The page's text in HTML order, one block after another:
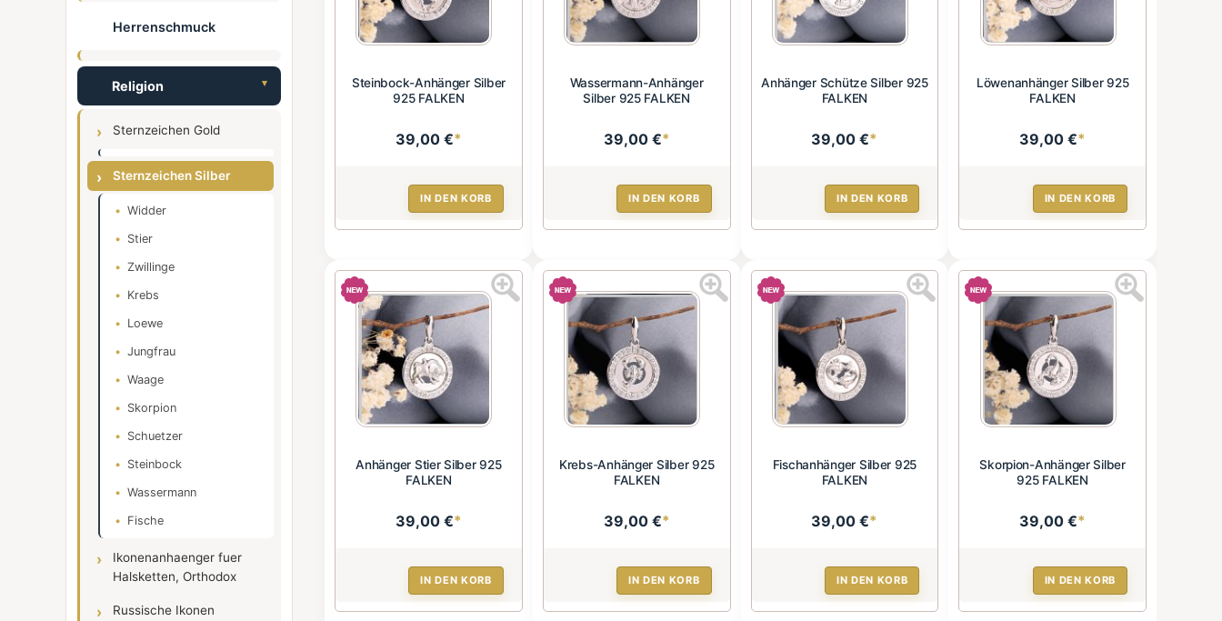
Herrenschmuck
Religion
Sternzeichen Gold
Sternzeichen Silber
Widder
Stier
Zwillinge
Krebs
Loewe
Jungfrau
Waage
Skorpion
Schuetzer
Steinbock
Wassermann
Fische
Ikonenanhaenger fuer
Halsketten, Orthodox
Russische Ikonen
Steinbock-Anhänger Silber
925 FALKEN
39,00 €*
IN DEN KORB
Wassermann-Anhänger
Silber 925 FALKEN
39,00 €*
IN DEN KORB
Anhänger Schütze Silber 925
FALKEN
39,00 €*
IN DEN KORB
Löwenanhänger Silber 925
FALKEN
39,00 €*
IN DEN KORB
Anhänger Stier Silber 925
FALKEN
39,00 €*
IN DEN KORB
Krebs-Anhänger Silber 925
FALKEN
39,00 €*
IN DEN KORB
Fischanhänger Silber 925
FALKEN
39,00 €*
IN DEN KORB
Skorpion-Anhänger Silber
925 FALKEN
39,00 €*
IN DEN KORB